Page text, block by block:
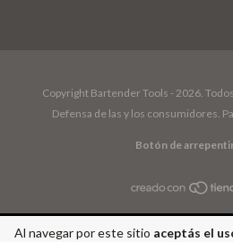
Al navegar por este sitio aceptás el
Copyright Bartender Tools - 2026.
Defensa de las y los consumidores.
Botón de